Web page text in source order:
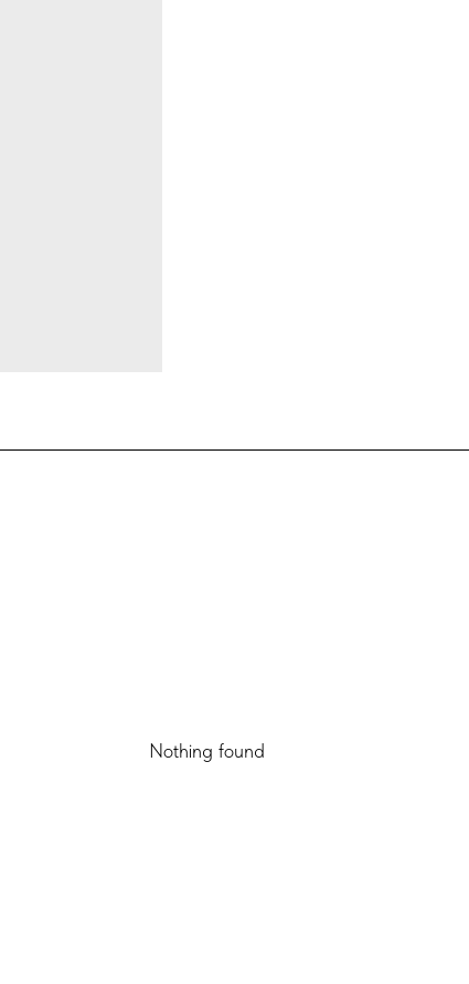
Nothing found